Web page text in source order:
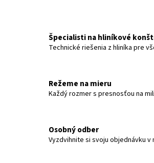
Špecialisti na hliníkové
Technické riešenia z hliníka pre
Režeme na mieru
Každý rozmer s presnosťou na
Osobný odber
Vyzdvihnite si svoju objednávku v